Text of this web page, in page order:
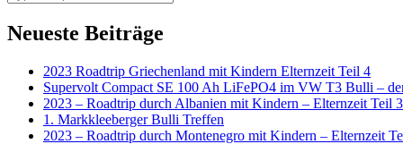
Neueste Beiträge
2023 Roadtrip Griechenland mit Kindern Elternzeit Teil 4
Supervolt Compact SE 100 Ah LiFePO4 im VW T3 Bulli –
2023 – Roadtrip durch Albanien mit Kindern – Elternzeit Teil 3
1. Markkleeberger Bulli Treffen
2023 – Roadtrip durch Montenegro mit Kindern – Elternzeit